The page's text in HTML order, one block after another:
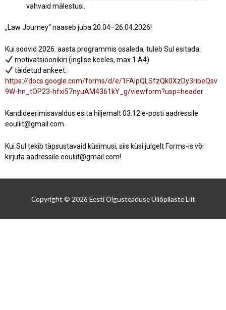
vahvaid mälestusi.
„Law Journey“ naaseb juba 20.04–26.04.2026!
Kui soovid 2026. aasta programmis osaleda, tuleb Sul esitada:
motivatsioonikiri (inglise keeles, max 1 A4)
täidetud ankeet:
https://docs.google.com/forms/d/e/1FAIpQLSfzQk0XzDy3ribeQsv
9W-hn_tOP23-hfxi57nyuAM4361kY_g/viewform?usp=header
Kandideerimisavaldus esita hiljemalt 03.12 e-posti aadressile
eouliit@gmail.com.
Kui Sul tekib täpsustavaid küsimusi, siis küsi julgelt Forms-is või
kirjuta aadressile eouliit@gmail.com!
Copyright © 2026 Eesti Õigusteaduse Üliõpilaste Liit